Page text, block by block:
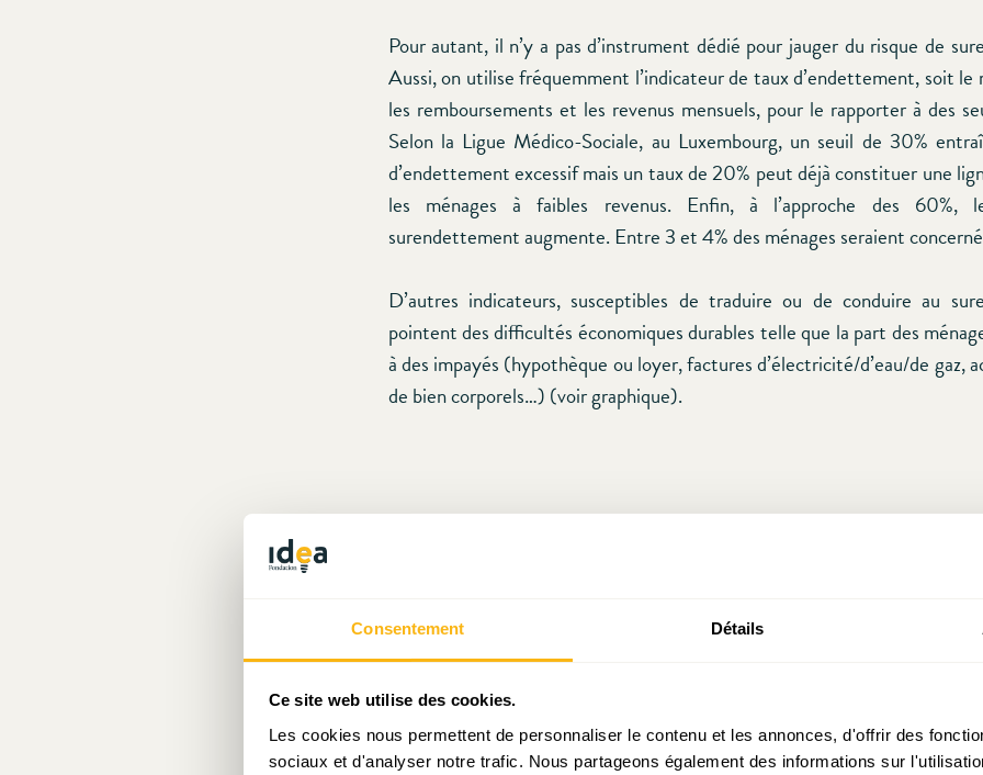
Consentement Détails
Ce site web utilise des cookies.
Les cookies nous permettent de personnaliser le contenu et les annonces, d'offrir des
sociaux et d'analyser notre trafic. Nous partageons également des informations sur
Pour autant, il n’y a pas d’instrument dédié pour jauger du risque de
Aussi, on utilise fréquemment l’indicateur de taux d’endettement, soit
les remboursements et les revenus mensuels, pour le rapporter à des
Selon la Ligue Médico-Sociale, au Luxembourg, un seuil de 30%
d’endettement excessif mais un taux de 20% peut déjà constituer une
les ménages à faibles revenus. Enfin, à l’approche des 60%,
surendettement augmente. Entre 3 et 4% des ménages seraient
D’autres indicateurs, susceptibles de traduire ou de conduire au
pointent des difficultés économiques durables telle que la part des
à des impayés (hypothèque ou loyer, factures d’électricité/d’eau/de gaz,
de bien corporels…) (voir graphique).